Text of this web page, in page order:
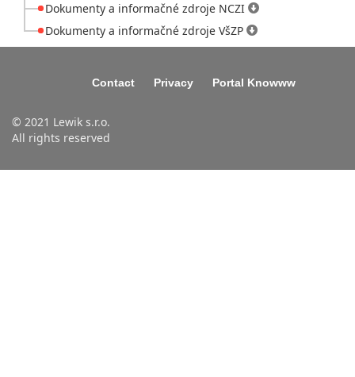
Dokumenty a informačné zdroje NCZI
Dokumenty a informačné zdroje VšZP
Contact Privacy Portal Knowww
© 2021 Lewik s.r.o.
All rights reserved